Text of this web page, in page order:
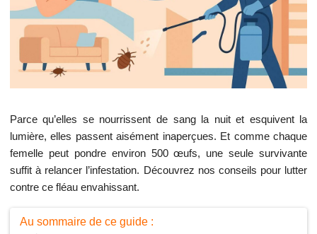
Parce qu’elles se nourrissent de sang la nuit et esquivent la
lumière, elles passent aisément inaperçues. Et comme chaque
femelle peut pondre environ 500 œufs, une seule survivante
suffit à relancer l’infestation. Découvrez nos conseils pour lutter
contre ce fléau envahissant.
Au sommaire de ce guide :